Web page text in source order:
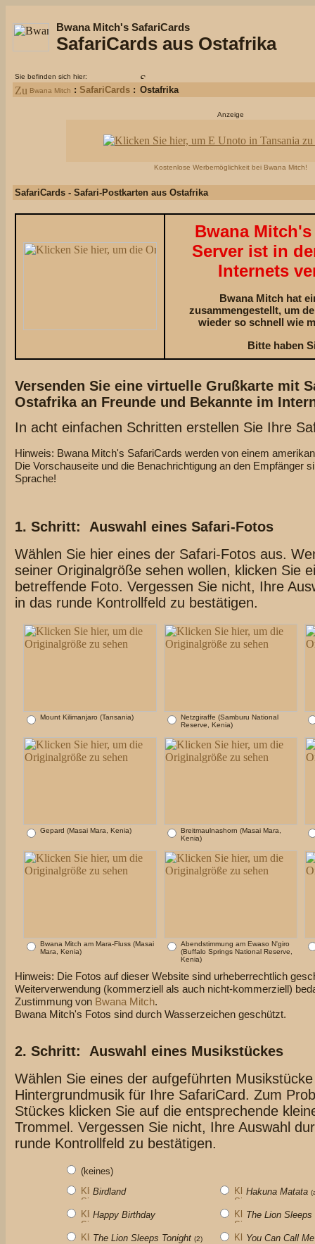
Bwana Mitch's SafariCards
SafariCards aus Ostafrika
Sie befinden sich hier:
Bwana Mitch : SafariCards : Ostafrika
Anzeige
Kostenlose Werbemöglichkeit bei Bwana Mitch!
SafariCards - Safari-Postkarten aus Ostafrika
Bwana
Server ist in
Internets
Bwana Mitch hat
zusammengestellt, um
wieder so schnell wie
Bitte haben
Versenden Sie eine virtuelle Grußkarte mit
Ostafrika an Freunde und Bekannte im
In acht einfachen Schritten erstellen Sie Ihre
Hinweis: Bwana Mitch's SafariCards werden von einem
Die Vorschauseite und die Benachrichtigung an den Empfänger
Sprache!
1. Schritt: Auswahl eines Safari-Fotos
Wählen Sie hier eines der Safari-Fotos aus.
seiner Originalgröße sehen wollen, klicken Sie
betreffende Foto. Vergessen Sie nicht, Ihre
in das runde Kontrollfeld zu bestätigen.
Mount Kilimanjaro (Tansania)
Netzgiraffe (Samburu National
Reserve, Kenia)
Gepard (Masai Mara, Kenia)
Breitmaulnashorn (Masai Mara,
Kenia)
Bwana Mitch am Mara-Fluss (Masai
Mara, Kenia)
Abendstimmung am Ewaso N'giro
(Buffalo Springs National Reserve,
Kenia)
Hinweis: Die Fotos auf dieser Website sind urheberrechtlich
Weiterverwendung (kommerziell als auch nicht-kommerziell)
Zustimmung von Bwana Mitch.
Bwana Mitch's Fotos sind durch Wasserzeichen geschützt.
2. Schritt: Auswahl eines Musikstückes
Wählen Sie eines der aufgeführten
Hintergrundmusik für Ihre SafariCard. Zum
Stückes klicken Sie auf die entsprechende
Trommel. Vergessen Sie nicht, Ihre Auswahl
runde Kontrollfeld zu bestätigen.
(keines)
Birdland
Hakuna Matata
Happy Birthday The Lion Sleeps
The Lion Sleeps Tonight (2) You Can Call